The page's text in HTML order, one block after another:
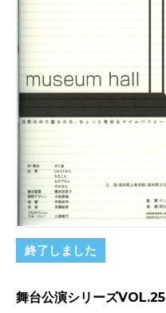
終了しました
舞台公演シリーズVOL.25